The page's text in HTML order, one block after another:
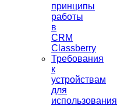
принципы
работы
в
CRM
Classberry
Требования
к
устройствам
для
использования